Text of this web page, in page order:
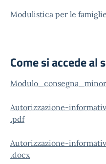
Modulistica per le famiglie
Come si accede al
Autorizzazione-
.pdf
Autorizzazione-
.docx